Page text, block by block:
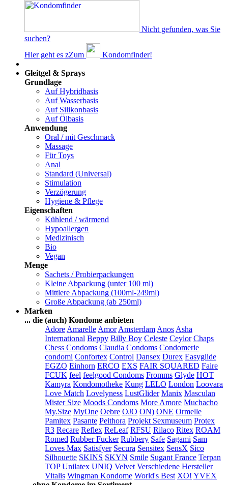
Nicht gefunden, was Sie
suchen?
Hier geht es zZum
Kondomfinder!
Gleitgel & Sprays
Grundlage
Auf Hybridbasis
Auf Wasserbasis
Auf Silikonbasis
Auf Ölbasis
Anwendung
Oral / mit Geschmack
Massage
Für Toys
Anal
Standard (Universal)
Stimulation
Verzögerung
Hygiene & Pflege
Eigenschaften
Kühlend / wärmend
Hypoallergen
Medizinisch
Bio
Vegan
Menge
Sachets / Probierpackungen
Kleine Abpackung (unter 100 ml)
Mittlere Abpackung (100ml-249ml)
Große Abpackung (ab 250ml)
Marken
... die (auch) Kondome anbieten
Adore Amarelle Amor Amsterdam Anos Asha
International Beppy Billy Boy Celeste Ceylor Chaps
Chess Condoms Claudia Condoms Condomerie
condomi Confortex Control Dansex Durex Easyglide
EGZO Einhorn ERCO EXS FAIR SQUARED Faire
FCUK feel feelgood Condoms Fromms Glyde HOT
Kamyra Kondomotheke Kung LELO London Loovara
Love Match Lovelyness LustGlider Manix Masculan
Mister Size Moods Condoms More Amore Muchacho
My.Size MyOne Oebre OJO ON) ONE Ormelle
Pamitex Pasante Peithora Projekt Sexmuseum Protex
R3 Recare Reflex ReLeaf RFSU Rilaco Ritex ROAM
Romed Rubber Fucker Rubbery Safe Sagami Sam
Loves Max Satisfyer Secura Sensitex SensX Sico
Silhouette SKINS SKYN Smile Sugant France Terpan
TOP Unilatex UNIQ Velvet Verschiedene Hersteller
Vitalis Wingman Kondome World's Best XO! YVEX